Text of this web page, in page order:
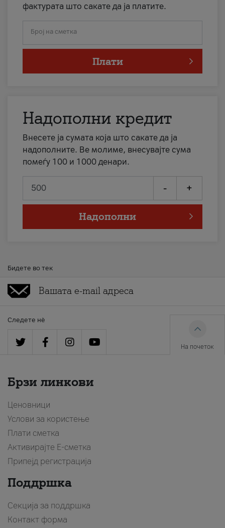
фактурата што сакате да ја платите.
Број на сметка
Плати
Надополни кредит
Внесете ја сумата која што сакате да ја
надополните. Ве молиме, внесувајте сума
помеѓу 100 и 1000 денари.
- +
Надополни
Бидете во тек
Следете нè
На почеток
Брзи линкови
Ценовници
Услови за користење
Плати сметка
Активирајте Е-сметка
Припејд регистрација
Поддршка
Секција за поддршка
Контакт форма